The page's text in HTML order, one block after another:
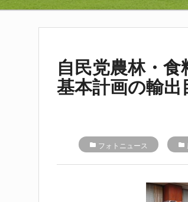
自民党農林・
基本計画の輸出
folder フォトニュース folder